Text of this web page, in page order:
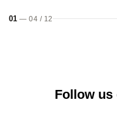
01 —04 / 12
Follow us